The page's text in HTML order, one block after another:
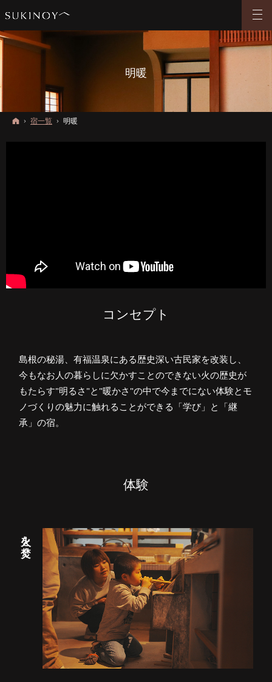
明暖
ホーム
宿一覧 明暖
コンセプト
島根の秘湯、有福温泉にある歴史深い古民家を改装し、
今もなお人の暮らしに欠かすことのできない火の歴史が
もたらす"明るさ"と"暖かさ"の中で今までにない体験とモ
ノづくりの魅力に触れることができる「学び」と「継
承」の宿。
体験
火を焚く